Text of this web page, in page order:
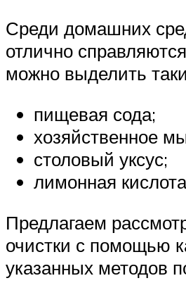
Среди домашних
отлично
можно выделить
пищевая сода;
хозяйственное
столовый уксус;
лимонная
Предлагаем
очистки с помощью
указанных методов